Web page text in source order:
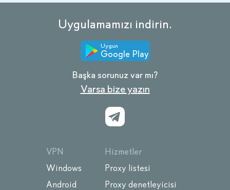
Uygulamamızı indirin.
Uygun
Google Play
Başka sorunuz var mı?
Varsa bize yazın
VPN
Windows
Android
Hizmetler
Proxy listesi
Proxy denetleyicisi